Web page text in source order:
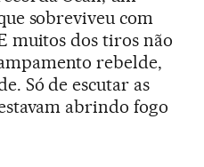
sobreviveu com
muitos dos tiros não
rebelde,
Só de escutar as
abrindo fogo